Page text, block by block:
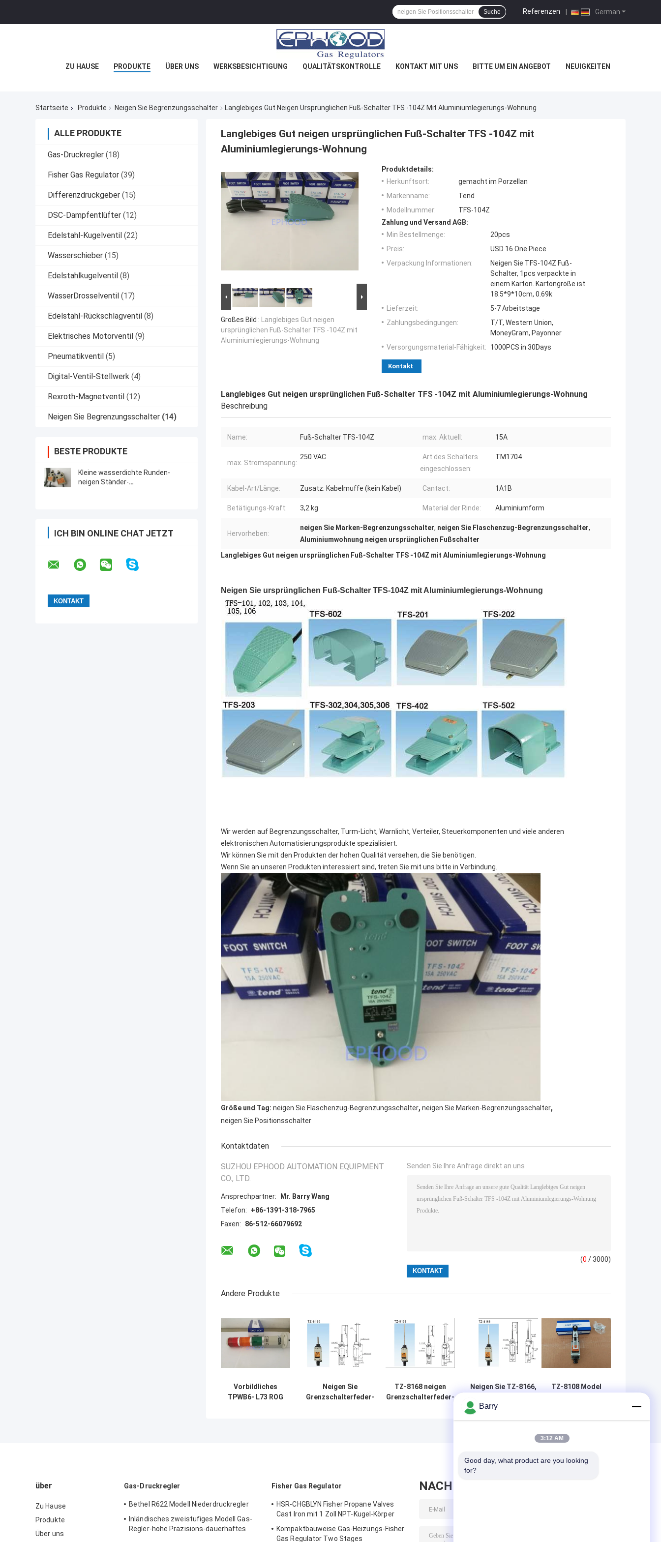
German
Referenzen |
Suche
ZU HAUSE PRODUKTE ÜBER UNS WERKSBESICHTIGUNG QUALITÄTSKONTROLLE KONTAKT MIT UNS BITTE UM EIN ANGEBOT NEUIGKEITEN
Startseite Produkte Neigen Sie Begrenzungsschalter Langlebiges Gut Neigen Ursprünglichen Fuß-Schalter TFS -104Z Mit Aluminiumlegierungs-Wohnung
ALLE PRODUKTE
Gas-Druckregler (18)
Fisher Gas Regulator (39)
Differenzdruckgeber (15)
DSC-Dampfentlüfter (12)
Edelstahl-Kugelventil (22)
Wasserschieber (15)
Edelstahlkugelventil (8)
WasserDrosselventil (17)
Edelstahl-Rückschlagventil (8)
Elektrisches Motorventil (9)
Pneumatikventil (5)
Digital-Ventil-Stellwerk (4)
Rexroth-Magnetventil (12)
Neigen Sie Begrenzungsschalter (14)
BESTE PRODUKTE
Kleine wasserdichte Runden-
neigen Ständer-
ICH BIN ONLINE CHAT JETZT
Langlebiges Gut neigen ursprünglichen Fuß-Schalter TFS -104Z mit
Aluminiumlegierungs-Wohnung
Großes Bild : Langlebiges Gut neigen
ursprünglichen Fuß-Schalter TFS -104Z mit
Aluminiumlegierungs-Wohnung
Produktdetails:
Herkunftsort:
gemacht im Porzellan
Markenname:
Tend
Modellnummer:
TFS-104Z
Zahlung und Versand AGB:
Min Bestellmenge:
20pcs
Preis:
USD 16 One Piece
Verpackung Informationen:
Neigen Sie TFS-104Z Fuß-
Schalter, 1pcs verpackte in
einem Karton. Kartongröße ist
18.5*9*10cm, 0.69k
Lieferzeit:
5-7 Arbeitstage
Zahlungsbedingungen:
T/T, Western Union,
MoneyGram, Payonner
Versorgungsmaterial-Fähigkeit:
1000PCS in 30Days
Kontakt
Langlebiges Gut neigen ursprünglichen Fuß-Schalter TFS -104Z mit Aluminiumlegierungs-Wohnung
Beschreibung
Name: Fuß-Schalter TFS-104Z max. Aktuell: 15A
max. Stromspannung:
250 VAC
Art des Schalters
eingeschlossen:
TM1704
Kabel-Art/Länge: Zusatz: Kabelmuffe (kein Kabel) Cantact: 1A1B
Betätigungs-Kraft: 3,2 kg Material der Rinde: Aluminiumform
Hervorheben:
neigen Sie Marken-Begrenzungsschalter, neigen Sie Flaschenzug-Begrenzungsschalter,
Aluminiumwohnung neigen ursprünglichen Fußschalter
Langlebiges Gut neigen ursprünglichen Fuß-Schalter TFS -104Z mit Aluminiumlegierungs-Wohnung
Neigen Sie ursprünglichen Fuß-Schalter TFS-104Z mit Aluminiumlegierungs-Wohnung
Wir werden auf Begrenzungsschalter, Turm-Licht, Warnlicht, Verteiler, Steuerkomponenten und viele anderen
elektronischen Automatisierungsprodukte spezialisiert.
Wir können Sie mit den Produkten der hohen Qualität versehen, die Sie benötigen.
Wenn Sie an unseren Produkten interessiert sind, treten Sie mit uns bitte in Verbindung.
Größe und Tag: neigen Sie Flaschenzug-Begrenzungsschalter, neigen Sie Marken-Begrenzungsschalter,
neigen Sie Positionsschalter
Kontaktdaten
SUZHOU EPHOOD AUTOMATION EQUIPMENT
CO., LTD.
Ansprechpartner:
Mr. Barry Wang
Telefon:
+86-1391-318-7965
Faxen:
86-512-66079692
Senden Sie Ihre Anfrage direkt an uns
(0 / 3000)
Andere Produkte
Vorbildliches
TPWB6- L73 ROG
Neigen Sie
Grenzschalterfeder-
TZ-8168 neigen
Grenzschalterfeder-
Neigen Sie TZ-8166,
Marken-
doppeltem Frühlings-
TZ-8108 Model
Waterproof Snap
über
Zu Hause
Produkte
Über uns
Gas-Druckregler
Bethel R622 Modell Niederdruckregler
Inländisches zweistufiges Modell Gas-
Regler-hohe Präzisions-dauerhaftes
Fisher Gas Regulator
HSR-CHGBLYN Fisher Propane Valves
Cast Iron mit 1 Zoll NPT-Kugel-Körper
Kompaktbauweise Gas-Heizungs-Fisher
Gas Regulator Two Stages
NACHRICHT HINTERLASSEN
Barry
3:12 AM
Good day, what product are you looking
for?